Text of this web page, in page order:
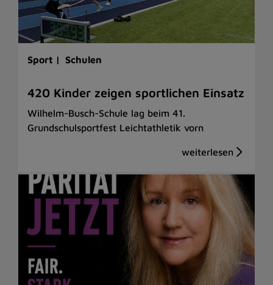
Sport | Schulen
420 Kinder zeigen sportlichen Einsatz
Wilhelm-Busch-Schule lag beim 41.
Grundschulsportfest Leichtathletik vorn